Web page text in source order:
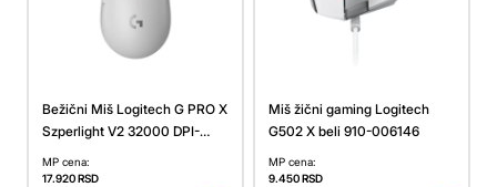
Bežični Miš Logitech G PRO X
Szperlight V2 32000 DPI-
bela
MP cena:
17.920RSD
Miš žični gaming Logitech
G502 X beli 910-006146
MP cena:
9.450RSD